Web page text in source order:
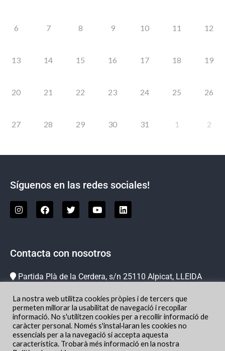
6 7 8 9 10 11 12
13 14 15 16 17 18 19
20 21 22 23 24 25 26
27 28 29 30 31 1 2
Síguenos en las redes sociales!
Contacta con nosotros
Partida Plà de la Cerdera, s/n 25110 Alpicat, LLEIDA
info@hipicachampion.com
Localización
La nostra web utilitza cookies pròpies i de tercers que
permeten millorar la usabilitat de navegació i recopilar
informació. No s'utilitzen cookies per a recollir informació de
caràcter personal. Només s'instal·laran les cookies no
essencials per a la navegació si accepta aquesta
característica. Trobarà més informació en la nostra